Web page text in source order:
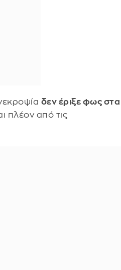
δεν έριξε φως στα
πλέον από τις